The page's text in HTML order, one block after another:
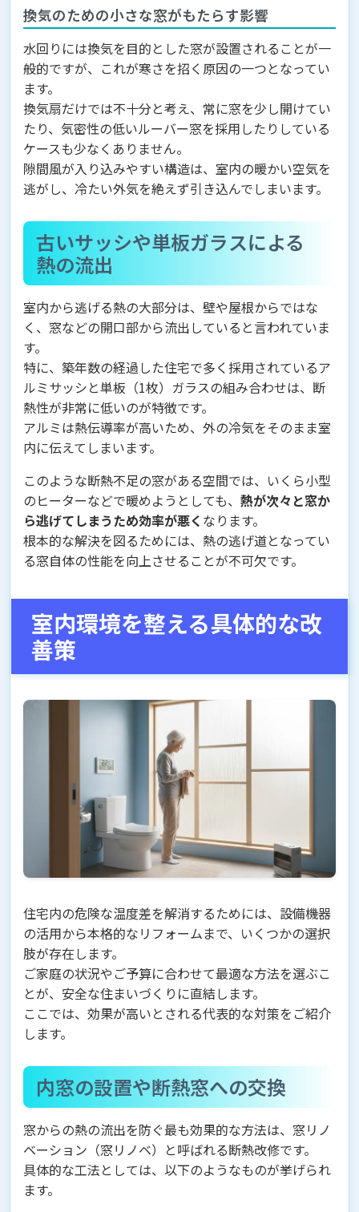
換気のための小さな窓がもたらす影響
水回りには換気を目的とした窓が設置されることが一
般的ですが、これが寒さを招く原因の一つとなってい
ます。
換気扇だけでは不十分と考え、常に窓を少し開けてい
たり、気密性の低いルーバー窓を採用したりしている
ケースも少なくありません。
隙間風が入り込みやすい構造は、室内の暖かい空気を
逃がし、冷たい外気を絶えず引き込んでしまいます。
古いサッシや単板ガラスによる
熱の流出
室内から逃げる熱の大部分は、壁や屋根からではな
く、窓などの開口部から流出していると言われていま
す。
特に、築年数の経過した住宅で多く採用されているア
ルミサッシと単板（1枚）ガラスの組み合わせは、断
熱性が非常に低いのが特徴です。
アルミは熱伝導率が高いため、外の冷気をそのまま室
内に伝えてしまいます。
このような断熱不足の窓がある空間では、いくら小型
のヒーターなどで暖めようとしても、 熱が次々と窓か
ら逃げてしまうため効率が悪く なります。
根本的な解決を図るためには、熱の逃げ道となってい
る窓自体の性能を向上させることが不可欠です。
室内環境を整える具体的な改
善策
住宅内の危険な温度差を解消するためには、設備機器
の活用から本格的なリフォームまで、いくつかの選択
肢が存在します。
ご家庭の状況やご予算に合わせて最適な方法を選ぶこ
とが、安全な住まいづくりに直結します。
ここでは、効果が高いとされる代表的な対策をご紹介
します。
内窓の設置や断熱窓への交換
窓からの熱の流出を防ぐ最も効果的な方法は、窓リノ
ベーション（窓リノベ）と呼ばれる断熱改修です。
具体的な工法としては、以下のようなものが挙げられ
ます。